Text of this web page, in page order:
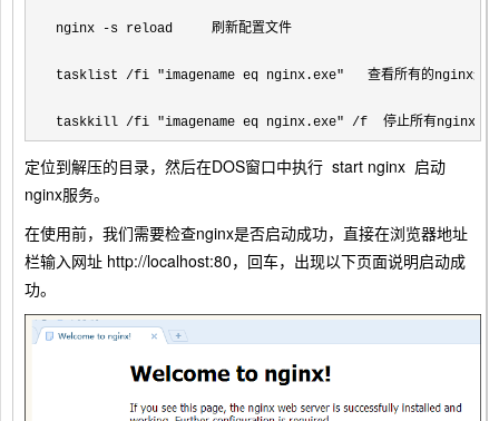
nginx -s reload     刷新配置文件
tasklist /fi "imagename eq nginx.exe"
   查看所有的nginx进程
taskkill /fi "imagename eq nginx.exe" /f  停止所有nginx进
定位到解压的目录，然后在DOS窗口中执行 start nginx 启动
nginx服务。
在使用前，我们需要检查nginx是否启动成功，直接在浏览器地址
栏输入网址 http://localhost:80，回车，出现以下页面说明启动成
功。